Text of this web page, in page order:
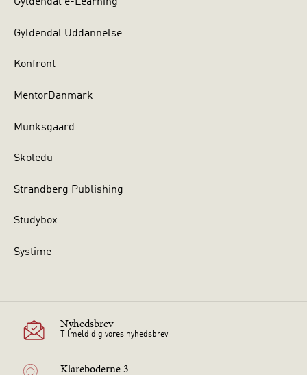
Gyldendal Uddannelse
Konfront
MentorDanmark
Munksgaard
Skoledu
Strandberg Publishing
Studybox
Systime
Nyhedsbrev
Tilmeld dig vores nyhedsbrev
Klareboderne 3